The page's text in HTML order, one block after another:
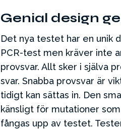
Genial design
Det nya testet har en unik
PCR-test men kräver inte
provsvar. Allt sker i själva
svar. Snabba provsvar är
tidigt kan sättas in. Den
känsligt för mutationer
fångas upp av testet.